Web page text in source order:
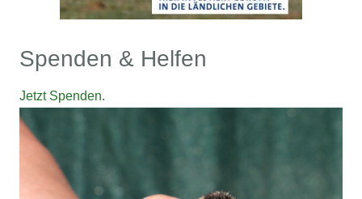
Spenden & Helfen
Jetzt Spenden.